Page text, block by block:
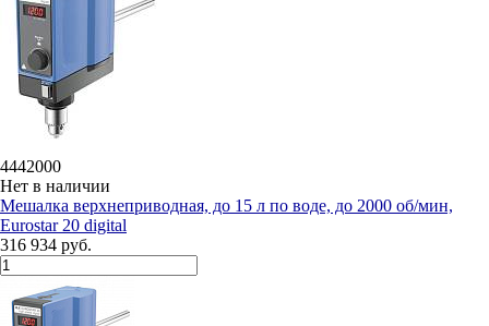
4442000
Нет в наличии
Мешалка верхнеприводная, до 15 л по воде, до 2000 об/мин,
Eurostar 20 digital
316 934 руб.